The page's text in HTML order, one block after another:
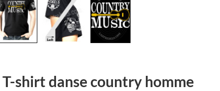
T-shirt danse country homme